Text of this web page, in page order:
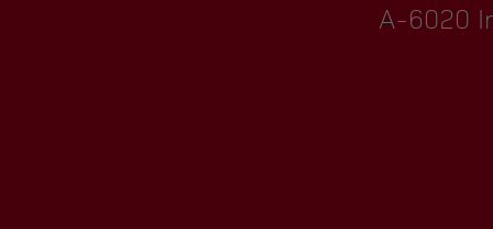
A-6020